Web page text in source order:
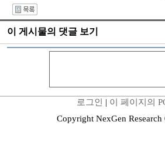
이 게시물의 댓글 보기
로그인 | 이 페이지의
Copyright NexGen Research